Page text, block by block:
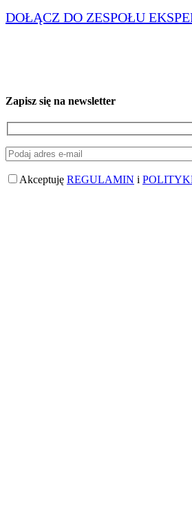
DOŁĄCZ DO ZESPOŁU
Zapisz się na newsletter
Akceptuję REGULAMIN i